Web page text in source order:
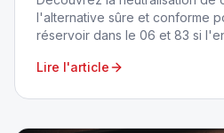
l'alternative sûre et conforme
réservoir dans le 06 et 83 si
Lire l'article